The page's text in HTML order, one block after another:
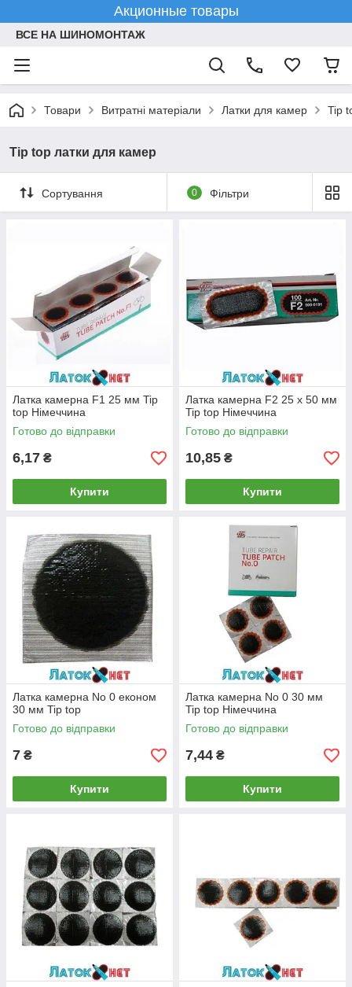
Акционные товары
ВСЕ НА ШИНОМОНТАЖ
Товари Витратні матеріали Латки для камер Tip
Tip top латки для камер
Сортування 0 Фільтри
Латка камерна F1 25 мм Tip
top Німеччина
Готово до відправки
6,17 ₴
Купити
Латка камерна F2 25 х 50 мм
Tip top Німеччина
Готово до відправки
10,85 ₴
Купити
Латка камерна No 0 економ
30 мм Tip top
Готово до відправки
7 ₴
Купити
Латка камерна No 0 30 мм
Tip top Німеччина
Готово до відправки
7,44 ₴
Купити